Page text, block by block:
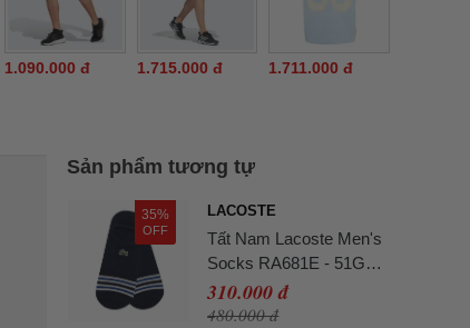
1.090.000 đ 1.715.000 đ 1.711.000 đ
Sản phẩm tương tự
35%
OFF
LACOSTE
Tất Nam Lacoste Men's
Socks RA681E - 51G
Màu Xanh Navy
310.000 đ
480.000 đ